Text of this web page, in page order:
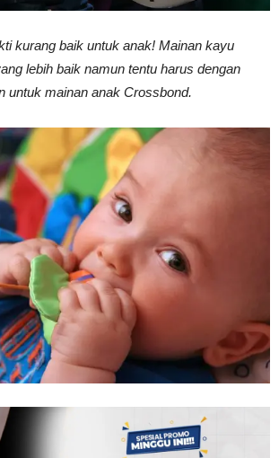
kurang baik untuk anak! Mainan kayu
lebih baik namun tentu harus dengan
untuk mainan anak Crossbond.